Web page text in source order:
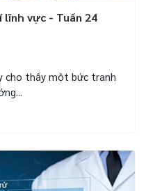
vực - Tuần 24
cho thấy một bức tranh